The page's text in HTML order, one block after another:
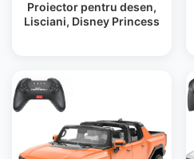
Proiector pentru desen,
Lisciani, Disney Princess